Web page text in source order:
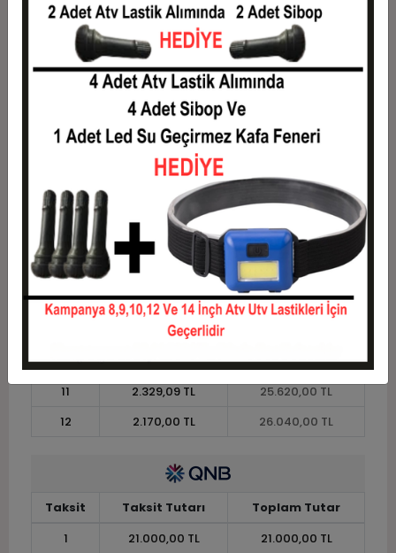
Taksit Taksit Tutarı
Toplam Tutar
21.000,00 TL
21.000,00 TL
10.500,00 TL
7.490,00 TL
5.722,50 TL
22.890,00 TL
5
4.662,00 TL
23.310,00 TL
3.955,00 TL
23.730,00 TL
7
3.450,00 TL
24.150,00 TL
8
3.071,25 TL
24.570,00 TL
2.776,67 TL
10
2.541,00 TL
25.410,00 TL
11
2.329,09 TL
25.620,00 TL
12
2.170,00 TL 26.040,00 TL
Taksit Taksit Tutarı
Toplam Tutar
1
21.000,00 TL
21.000,00 TL